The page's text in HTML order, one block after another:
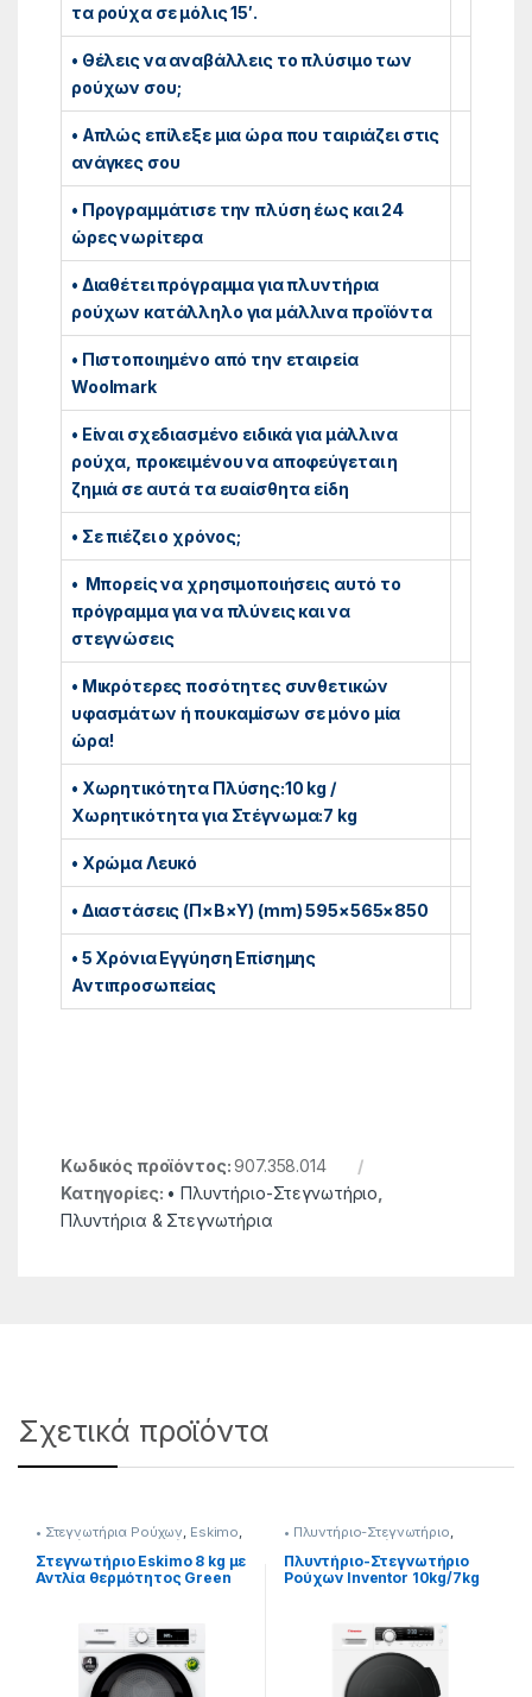
τα ρούχα σε μόλις 15′.
• Θέλεις να αναβάλλεις το πλύσιμο των
ρούχων σου;
• Απλώς επίλεξε μια ώρα που ταιριάζει στις
ανάγκες σου
• Προγραμμάτισε την πλύση έως και 24
ώρες νωρίτερα
• Διαθέτει πρόγραμμα για πλυντήρια
ρούχων κατάλληλο για μάλλινα προϊόντα
• Πιστοποιημένο από την εταιρεία
Woolmark
• Είναι σχεδιασμένο ειδικά για μάλλινα
ρούχα, προκειμένου να αποφεύγεται η
ζημιά σε αυτά τα ευαίσθητα είδη
• Σε πιέζει ο χρόνος;
• Μπορείς να χρησιμοποιήσεις αυτό το
πρόγραμμα για να πλύνεις και να
στεγνώσεις
• Μικρότερες ποσότητες συνθετικών
υφασμάτων ή πουκαμίσων σε μόνο μία
ώρα!
• Χωρητικότητα Πλύσης:10 kg /
Χωρητικότητα για Στέγνωμα:7 kg
• Χρώμα Λευκό
• Διαστάσεις (Π×Β×Υ) (mm) 595×565×850
• 5 Χρόνια Εγγύηση Επίσημης
Αντιπροσωπείας
Κωδικός προϊόντος:907.358.014
Κατηγορίες: • Πλυντήριο-Στεγνωτήριο
Πλυντήρια & Στεγνωτήρια
Σχετικά προϊόντα
• Στεγνωτήρια Ρούχων, Eskimo,
Πλυντήρια & Στεγνωτήρια
Στεγνωτήριο Eskimo 8 kg με
Αντλία θερμότητος Green
• Πλυντήριο-Στεγνωτήριο,
Πλυντήρια &
Στεγνωτήρια
Πλυντήριο-Στεγνωτήριο
Ρούχων Inventor 10kg/7kg